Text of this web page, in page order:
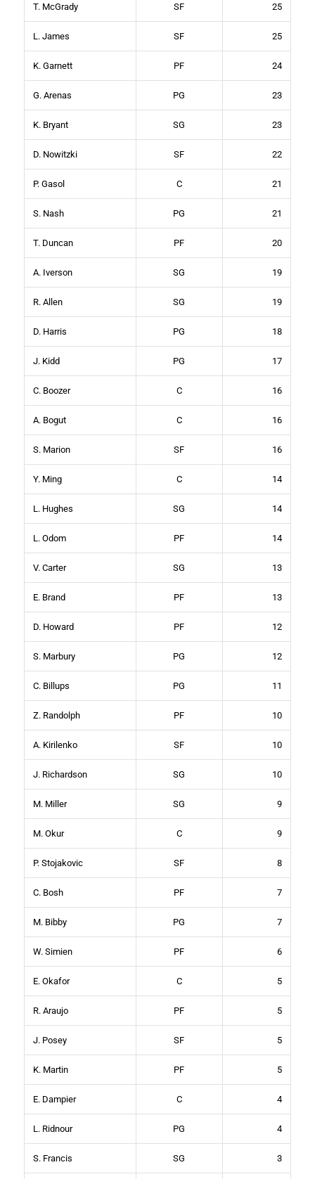
T. McGrady SF 25
L. James SF 25
K. Garnett PF 24
G. Arenas PG 23
K. Bryant SG 23
D. Nowitzki SF 22
P. Gasol C 21
S. Nash PG 21
T. Duncan PF 20
A. Iverson SG 19
R. Allen SG 19
D. Harris PG 18
J. Kidd PG 17
C. Boozer C 16
A. Bogut C 16
S. Marion SF 16
Y. Ming C 14
L. Hughes SG 14
L. Odom PF 14
V. Carter SG 13
E. Brand PF 13
D. Howard PF 12
S. Marbury PG 12
C. Billups PG 11
Z. Randolph PF 10
A. Kirilenko SF 10
J. Richardson SG 10
M. Miller SG 9
M. Okur C 9
P. Stojakovic SF 8
C. Bosh PF 7
M. Bibby PG 7
W. Simien PF 6
E. Okafor C 5
R. Araujo PF 5
J. Posey SF 5
K. Martin PF 5
E. Dampier C 4
L. Ridnour PG 4
S. Francis SG 3